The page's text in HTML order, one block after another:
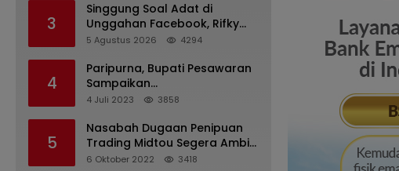
Batu
3
Singgung Soal Adat di
Unggahan Facebook, Rifky
Desriana Minta Maaf ke PDA
5 Agustus 2026 4294
4
Paripurna, Bupati Pesawaran
Sampaikan
Pertanggungjawaban
4 Juli 2023 3858
5
Nasabah Dugaan Penipuan
Trading Midtou Segera Ambil
Langkah Hukum
6 Oktober 2022 3418